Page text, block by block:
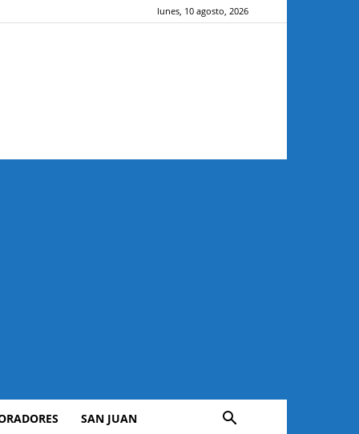
lunes, 10 agosto, 2026
SAN JUAN